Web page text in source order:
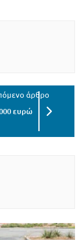
ευρώ